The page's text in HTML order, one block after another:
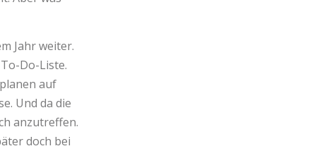
Jahr weiter.
Do-Liste.
auf
Und da die
anzutreffen.
doch bei